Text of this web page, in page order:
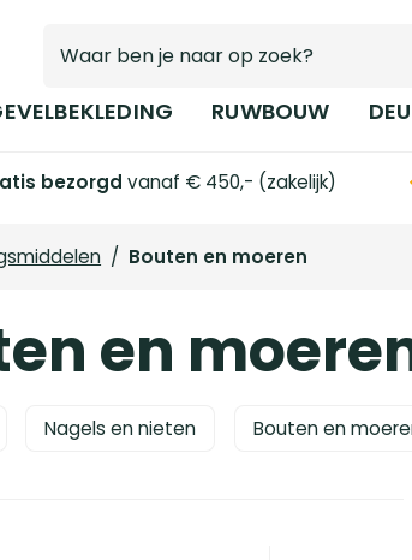
RUWBOUW
bezorgd vanaf € 450,- (zakelijk)
/ Bouten en moeren
en
Nagels en nieten Bouten en